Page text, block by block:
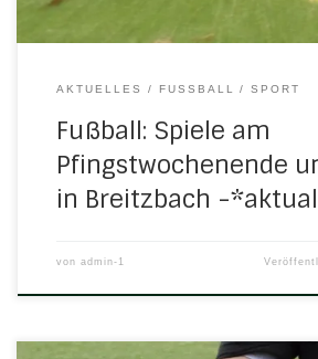
AKTUELLES FUSSBALL SPORT
Fußball: Spiele am
Pfingstwochenende
in Breitzbach -
von admin-1